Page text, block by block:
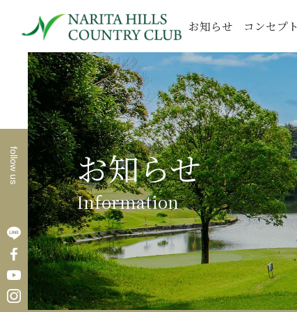
お知らせ コンセプト
follow us お知らせ
Information